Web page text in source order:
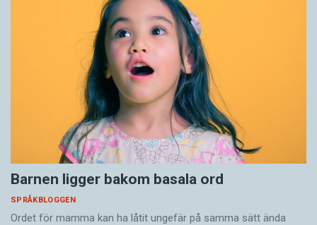
Barnen ligger bakom basala ord
SPRÅKBLOGGEN
Ordet för mamma kan ha låtit ungefär på samma sätt ända